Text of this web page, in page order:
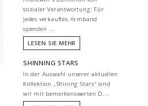
sozialer Verantwortung: Für
jedes verkauftes Armband
spenden ...
LESEN SIE MEHR
SHINNING STARS
In der Auswahl unserer aktuellen
Kollektion „Shining Stars“ sind
wir mit bemerkenswerten D...